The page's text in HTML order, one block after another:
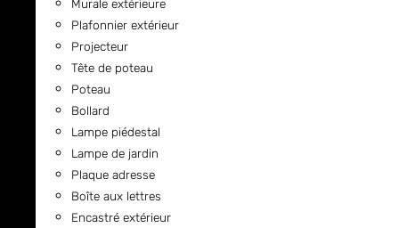
Murale extérieure
Plafonnier extérieur
Projecteur
Tête de poteau
Poteau
Bollard
Lampe piédestal
Lampe de jardin
Plaque adresse
Boîte aux lettres
Encastré extérieur